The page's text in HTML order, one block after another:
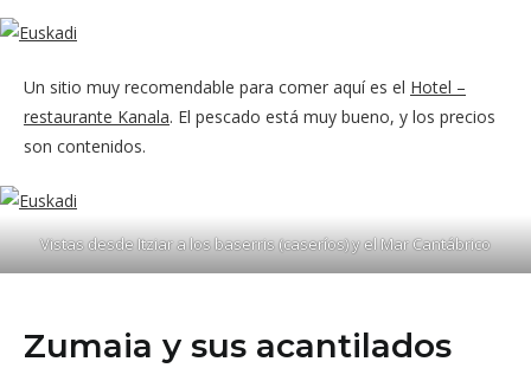
Un sitio muy recomendable para comer aquí es el Hotel –
restaurante Kanala. El pescado está muy bueno, y los precios
son contenidos.
Vistas desde Itziar a los baserris (caseríos) y el Mar Cantábrico
Zumaia y sus acantilados